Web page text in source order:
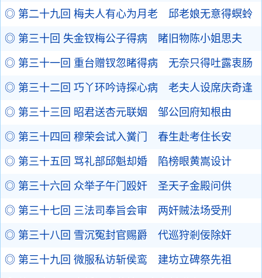
◎ 第二十九回 梅夫人有心为月老 邱老娘无意得螟蛉
◎ 第三十回 失金钗梅公子得病 睹旧物陈小姐思夫
◎ 第三十一回 重台赠钗忽睹得病 无奈只得吐露衷肠
◎ 第三十二回 巧丫环吟诗探心病 老夫人设席庆奇逢
◎ 第三十三回 昭君送杏元联姻 邹公回府知根由
◎ 第三十四回 穆荣会试入黉门 春生赴考住长安
◎ 第三十五回 骂礼部邱魁却婚 陷榜眼黄嵩设计
◎ 第三十六回 众举子午门殴奸 圣天子金殿问供
◎ 第三十七回 三法司奉旨会审 两奸贼法场受刑
◎ 第三十八回 雪沉冤封官赐爵 代巡狩剎佞除奸
◎ 第三十九回 微服私访斩侯鸾 建坊立碑祭先祖